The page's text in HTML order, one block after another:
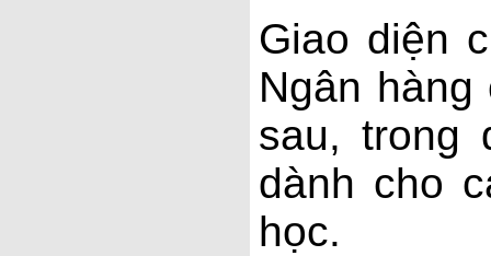
Giao diện
Ngân
sau,
dành cho
học.